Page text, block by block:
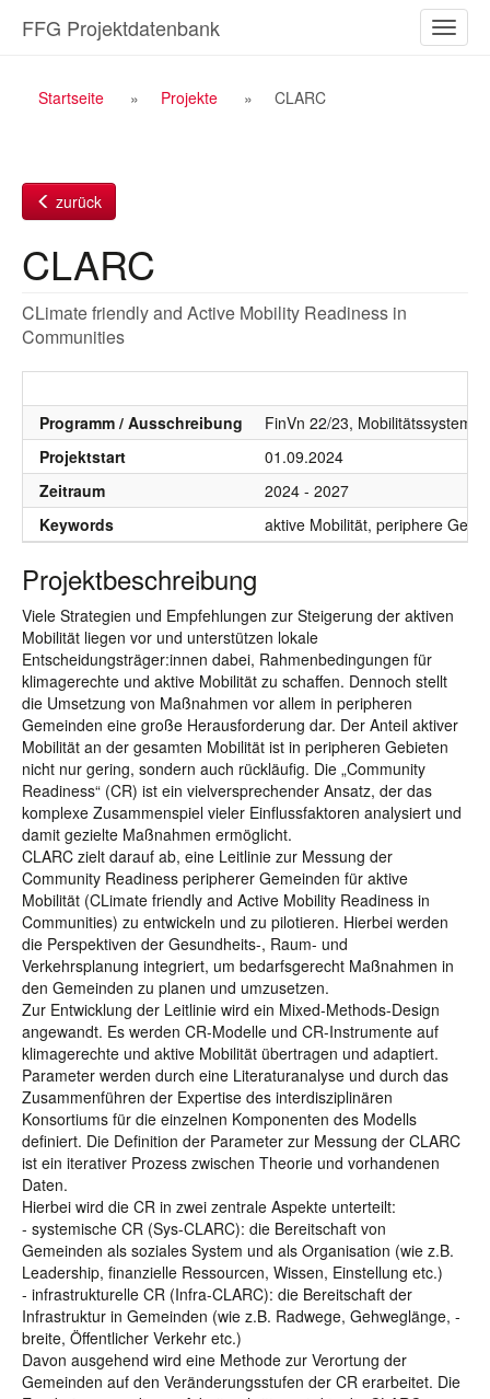
Inhalt
ein-/
FFG Projektdatenbank
Breadcrumb
Startseite Projekte CLARC
zurück
CLARC
CLimate friendly and Active Mobility Readiness in
Communities
Programm / Ausschreibung
FinVn 22/23, Mobilitätssystem,
Projektstart
01.09.2024
Zeitraum
2024 - 2027
Keywords
aktive Mobilität, periphere
Projektbeschreibung
Viele Strategien und Empfehlungen zur Steigerung der aktiven
Mobilität liegen vor und unterstützen lokale
Entscheidungsträger:innen dabei, Rahmenbedingungen für
klimagerechte und aktive Mobilität zu schaffen. Dennoch stellt
die Umsetzung von Maßnahmen vor allem in peripheren
Gemeinden eine große Herausforderung dar. Der Anteil aktiver
Mobilität an der gesamten Mobilität ist in peripheren Gebieten
nicht nur gering, sondern auch rückläufig. Die „Community
Readiness“ (CR) ist ein vielversprechender Ansatz, der das
komplexe Zusammenspiel vieler Einflussfaktoren analysiert und
damit gezielte Maßnahmen ermöglicht.
CLARC zielt darauf ab, eine Leitlinie zur Messung der
Community Readiness peripherer Gemeinden für aktive
Mobilität (CLimate friendly and Active Mobility Readiness in
Communities) zu entwickeln und zu pilotieren. Hierbei werden
die Perspektiven der Gesundheits-, Raum- und
Verkehrsplanung integriert, um bedarfsgerecht Maßnahmen in
den Gemeinden zu planen und umzusetzen.
Zur Entwicklung der Leitlinie wird ein Mixed-Methods-Design
angewandt. Es werden CR-Modelle und CR-Instrumente auf
klimagerechte und aktive Mobilität übertragen und adaptiert.
Parameter werden durch eine Literaturanalyse und durch das
Zusammenführen der Expertise des interdisziplinären
Konsortiums für die einzelnen Komponenten des Modells
definiert. Die Definition der Parameter zur Messung der CLARC
ist ein iterativer Prozess zwischen Theorie und vorhandenen
Daten.
Hierbei wird die CR in zwei zentrale Aspekte unterteilt:
- systemische CR (Sys-CLARC): die Bereitschaft von
Gemeinden als soziales System und als Organisation (wie z.B.
Leadership, finanzielle Ressourcen, Wissen, Einstellung etc.)
- infrastrukturelle CR (Infra-CLARC): die Bereitschaft der
Infrastruktur in Gemeinden (wie z.B. Radwege, Gehweglänge, -
breite, Öffentlicher Verkehr etc.)
Davon ausgehend wird eine Methode zur Verortung der
Gemeinden auf den Veränderungsstufen der CR erarbeitet. Die